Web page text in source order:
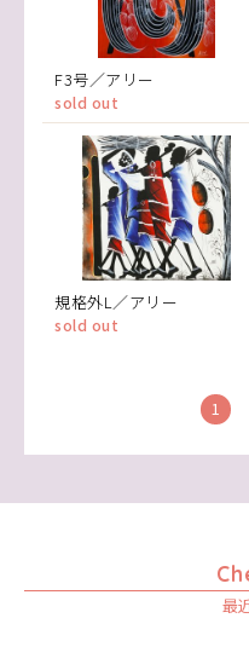
F3号／アリー
sold out
規格外L／アリー
sold out
1
最